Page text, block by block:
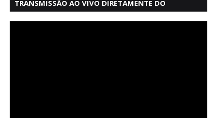
TRANSMISSÃO AO VIVO DIRETAMENTE DO